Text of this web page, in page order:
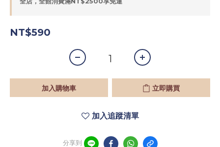
NT$590
加入購物車 立即購買
加入追蹤清單
分享到